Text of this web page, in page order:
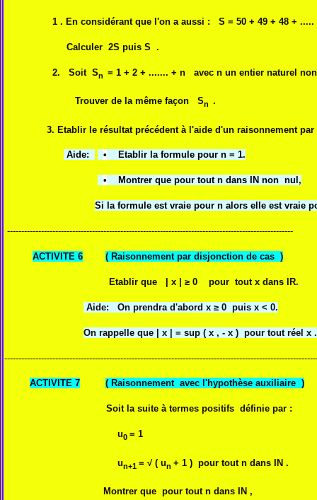
1 . En considérant que l'on a aussi : S = 50 + 49 + 48 + .....
Calculer 2S puis S .
2. Soit Sn = 1 + 2 + ....... + n avec n un entier naturel
Trouver de la même façon Sn .
3. Etablir le résultat précédent à l'aide d'un raisonnement par
Aide: • Etablir la formule pour n = 1.
• Montrer que pour tout n dans IN non nul,
Si la formule est vraie pour n alors elle est vraie
ACTIVITE 6 ( Raisonnement par disjonction de cas )
Etablir que | x | ≥ 0 pour tout x dans IR.
Aide: On prendra d'abord x ≥ 0 puis x < 0.
On rappelle que | x | = sup ( x , - x ) pour tout réel x .
ACTIVITE 7 ( Raisonnement avec l'hypothèse auxiliaire )
Soit la suite à termes positifs définie par :
u0 = 1
un+1 = √ ( un + 1 ) pour tout n dans IN .
Montrer que pour tout n dans IN ,